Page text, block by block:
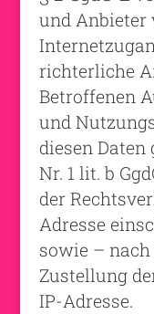
und Anbieter
richterliche
Betroffenen
und
diesen Daten
Nr. 1 lit. b
der
Adresse
sowie –
Zustellung
IP-Adresse.